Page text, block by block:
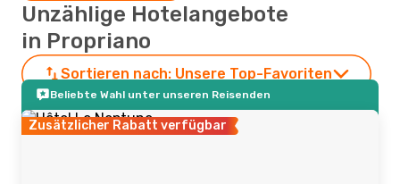
Unzählige Hotelangebote
in Propriano
Sortieren nach: Unsere Top-Favoriten
Beliebte Wahl unter unseren Reisenden
Zusätzlicher Rabatt verfügbar